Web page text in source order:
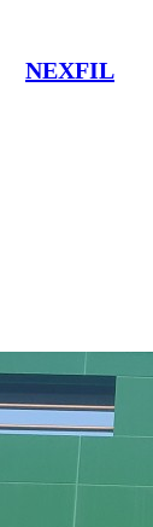
NEXFIL